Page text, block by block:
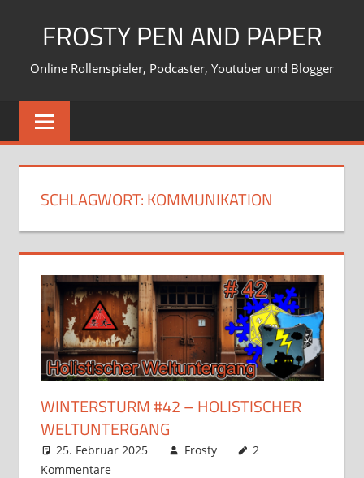
FROSTY PEN AND PAPER
Online Rollenspieler, Podcaster, Youtuber und Blogger
SCHLAGWORT:KOMMUNIKATION
WINTERSTURM #42 – HOLISTISCHER
WELTUNTERGANG
25. Februar 2025 Frosty
2
Kommentare